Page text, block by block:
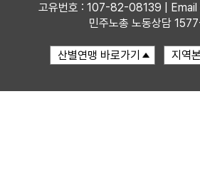
고유번호 : 107-82-08139 |
민주노총 노동상담